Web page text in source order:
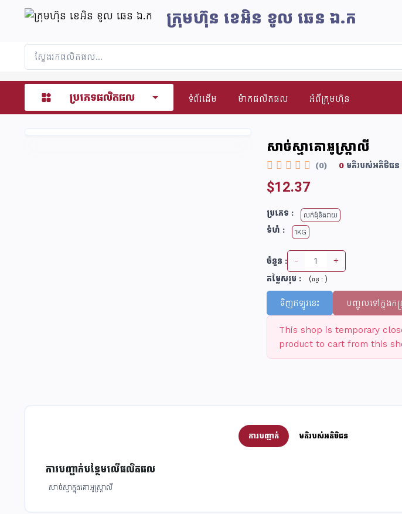
ក្រុមហ៊ុន​ ខេអិន ខូល ឆេន​ ឯ.ក
ប្រភេទផលិតផល ទំព័រដើម ម៉ាកផលិតផល អំពីក្រុមហ៊ុន
សាច់ស្មាគោអូស្ត្រាលី
(0) 0មតិរបស់អតិថិជន
$12.37
ប្រភេទ : លក់ដុំនិងរាយ
ទំហំ : 1KG
ចំនួន : - +
តម្លៃសរុប : (ពន្ធ : )
ទិញឥឡូវនេះ បញ្ចូលទៅក្នុងកន្
This shop is temporary
product to cart from this
ការបញ្ជាក់ មតិរបស់អតិថិជន
ការ​បញ្ជាក់​បន្ថែមលើផលិតផល
សាច់ស្មាក្នុងគោអូស្ត្រាលី